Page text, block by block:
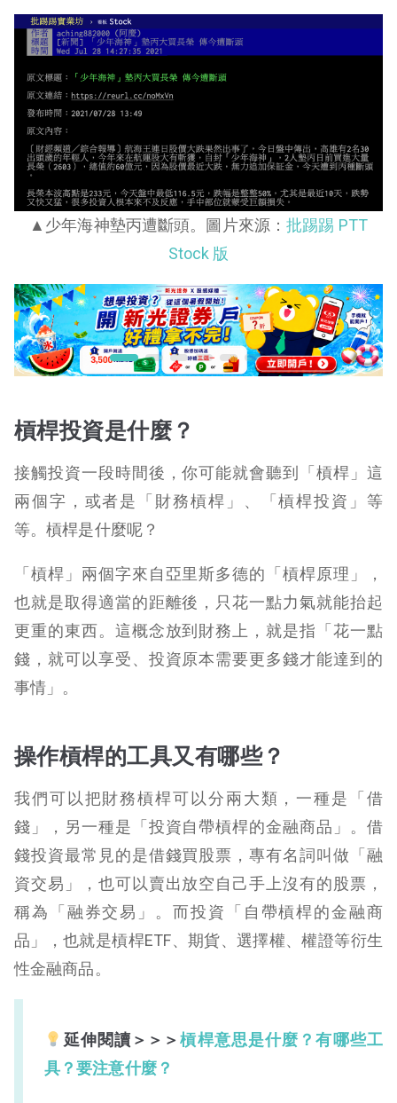
▲ 少年海神墊丙遭斷頭。圖片來源：批踢踢 PTT
Stock 版
槓桿投資是什麼？
接觸投資一段時間後，你可能就會聽到「槓桿」這
兩個字，或者是「財務槓桿」、「槓桿投資」等
等。槓桿是什麼呢？
「槓桿」兩個字來自亞里斯多德的「槓桿原理」，
也就是取得適當的距離後，只花一點力氣就能抬起
更重的東西。這概念放到財務上，就是指「花一點
錢，就可以享受、投資原本需要更多錢才能達到的
事情」。
操作槓桿的工具又有哪些？
我們可以把財務槓桿可以分兩大類，一種是「借
錢」，另一種是「投資自帶槓桿的金融商品」。借
錢投資最常見的是借錢買股票，專有名詞叫做「融
資交易」，也可以賣出放空自己手上沒有的股票，
稱為「融券交易」。而投資「自帶槓桿的金融商
品」，也就是槓桿ETF、期貨、選擇權、權證等衍生
性金融商品。
延伸閱讀＞＞＞槓桿意思是什麼？有哪些工
具？要注意什麼？